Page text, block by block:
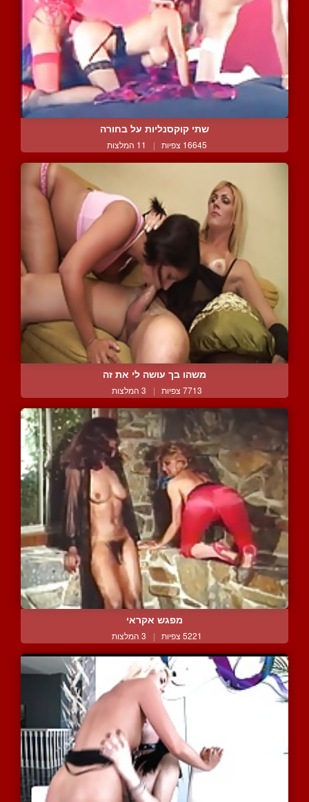
שתי קוקסנליות על בחורה
16645 צפיות | 11 המלצות
משהו בך עושה לי את זה
7713 צפיות | 3 המלצות
מפגש אקראי
5221 צפיות | 3 המלצות